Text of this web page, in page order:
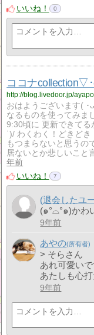
いいね！
0
ココナcollection▽
おはようございます(
なるものを使ってみま
9:30頃に 更新できてる
˙)/ わくわく！どきど
もつまらないと思うの
居ないとか悲しいこと
年前
いいね！
7
(退会したユ
(๑°⌓°๑)かわ
9年前
あやの
> そらさん
あれ可愛い
あたしも心
9年前